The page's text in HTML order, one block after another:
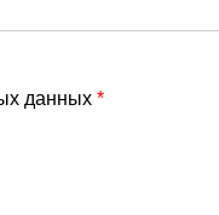
данных *